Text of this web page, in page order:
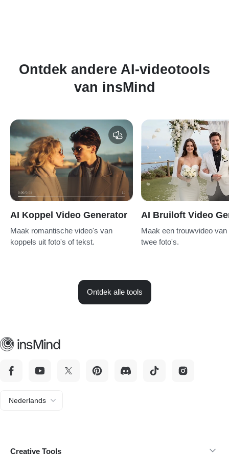
Ontdek andere AI-videotools
van insMind
AI Koppel Video Generator
Maak romantische video's van
koppels uit foto's of tekst.
AI Bruiloft Video
Maak een trouwvideo van
twee foto's.
Ontdek alle tools
Nederlands
Creative Tools